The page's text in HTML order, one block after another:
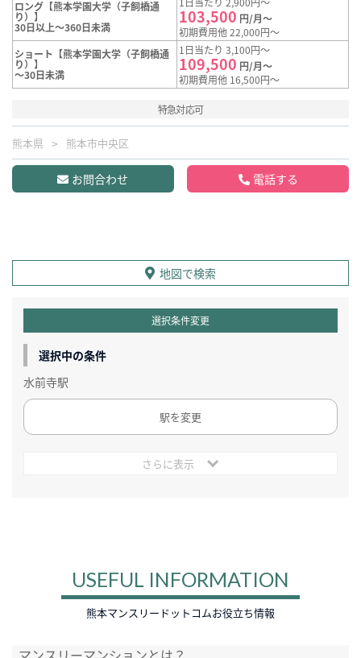
ロング【熊本学園大学（子飼橋通
り）】
30日以上～360日未満
103,500 円/月～
初期費用他 22,000円～
ショート【熊本学園大学（子飼橋通
り）】
～30日未満
1日当たり 3,100円～
109,500 円/月～
初期費用他 16,500円～
特急対応可
熊本県 熊本市中央区
お問合わせ 電話する
地図で検索
選択条件変更
選択中の条件
水前寺駅
駅を変更
さらに表示
USEFUL INFORMATION
熊本マンスリードットコムお役立ち情報